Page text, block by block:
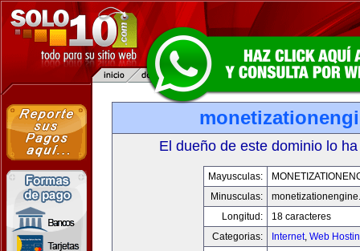
El dueño de este dominio lo
Mayusculas:
Minusculas:
Longitud:
18 caracteres
Categorias:
Internet, Web